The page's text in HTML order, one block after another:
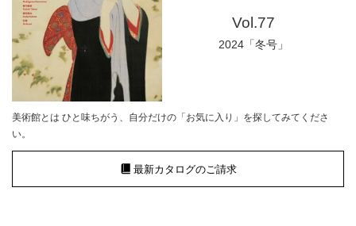
Vol.77
2024「冬号」
美術館とは ひと味ちがう、自分だけの「お気に入り」を探してみてくださ
い。
最新カタログのご請求